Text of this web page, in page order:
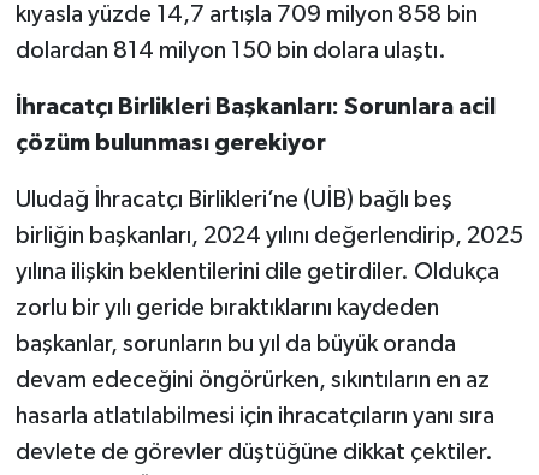
kıyasla yüzde 14,7 artışla 709 milyon 858 bin
dolardan 814 milyon 150 bin dolara ulaştı.
İhracatçı Birlikleri Başkanları: Sorunlara acil
çözüm bulunması gerekiyor
Uludağ İhracatçı Birlikleri’ne (UİB) bağlı beş
birliğin başkanları, 2024 yılını değerlendirip, 2025
yılına ilişkin beklentilerini dile getirdiler. Oldukça
zorlu bir yılı geride bıraktıklarını kaydeden
başkanlar, sorunların bu yıl da büyük oranda
devam edeceğini öngörürken, sıkıntıların en az
hasarla atlatılabilmesi için ihracatçıların yanı sıra
devlete de görevler düştüğüne dikkat çektiler.